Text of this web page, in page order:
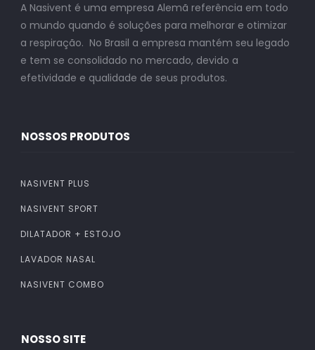
A Nasivent é uma empresa Alemã referência em todo
o mundo quando é soluções para melhorar e otimizar
a respiração. No Brasil a empresa mantém seu legado
e tem se consolidado no mercado, devido a
efetividade e qualidade de seus produtos.
NOSSOS PRODUTOS
NASIVENT PLUS
NASIVENT SPORT
DILATADOR + ESTOJO
LAVADOR NASAL
NASIVENT COMBO
NOSSO SITE